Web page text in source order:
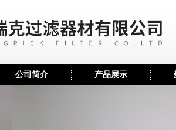
公司简介 产品展示